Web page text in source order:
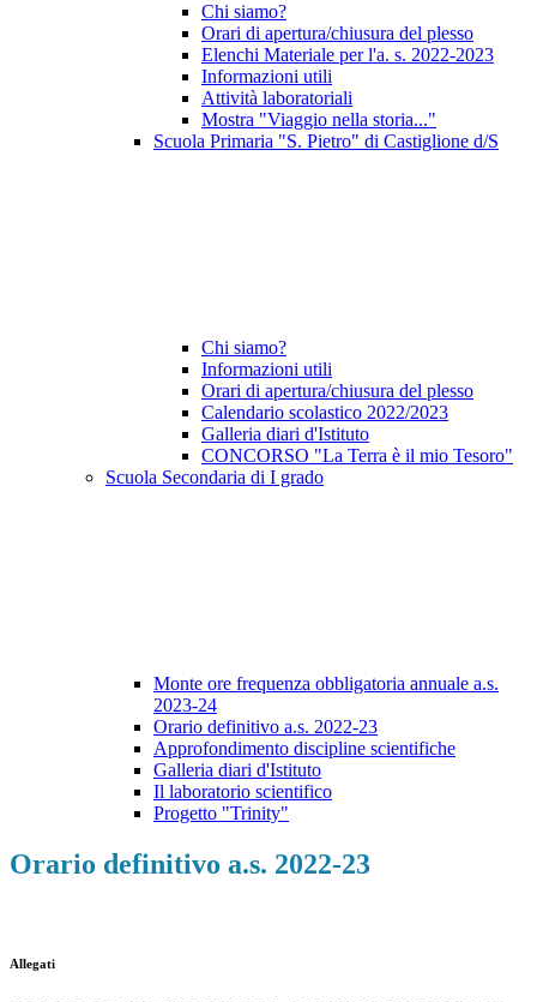
Chi siamo?
Orari di apertura/chiusura del plesso
Elenchi Materiale per l'a. s. 2022-2023
Informazioni utili
Attività laboratoriali
Mostra "Viaggio nella storia..."
Scuola Primaria "S. Pietro" di Castiglione d/S
Chi siamo?
Informazioni utili
Orari di apertura/chiusura del plesso
Calendario scolastico 2022/2023
Galleria diari d'Istituto
CONCORSO "La Terra è il mio Tesoro"
Scuola Secondaria di I grado
Monte ore frequenza obbligatoria annuale a.s.
2023-24
Orario definitivo a.s. 2022-23
Approfondimento discipline scientifiche
Galleria diari d'Istituto
Il laboratorio scientifico
Progetto "Trinity"
Orario definitivo a.s. 2022-23
Allegati